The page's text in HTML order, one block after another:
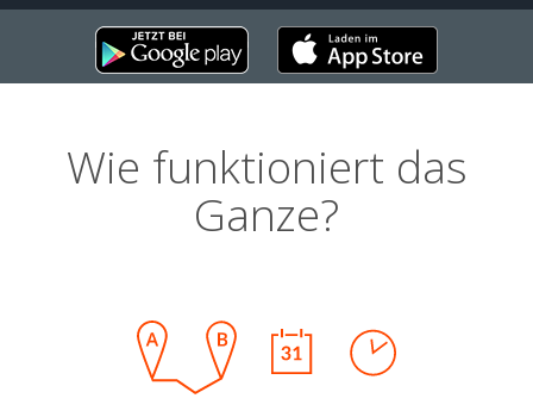
Wie funktioniert das
Ganze?